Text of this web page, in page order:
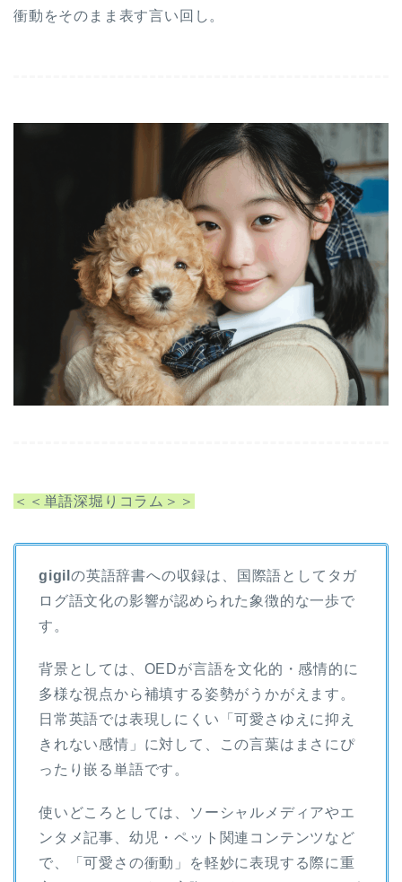
衝動をそのまま表す言い回し。
＜＜単語深堀りコラム＞＞
gigil の英語辞書への収録は、国際語としてタガ
ログ語文化の影響が認められた象徴的な一歩で
す。
背景としては、OEDが言語を文化的・感情的に
多様な視点から補填する姿勢がうかがえます。
日常英語では表現しにくい「可愛さゆえに抑え
きれない感情」に対して、この言葉はまさにぴ
ったり嵌る単語です。
使いどころとしては、ソーシャルメディアやエ
ンタメ記事、幼児・ペット関連コンテンツなど
で、「可愛さの衝動」を軽妙に表現する際に重